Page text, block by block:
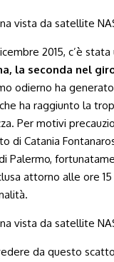
2015, c’è stata
la seconda nel
odierno ha
ha raggiunto la
Per motivi
di Catania
Palermo,
attorno alle ore
da questo